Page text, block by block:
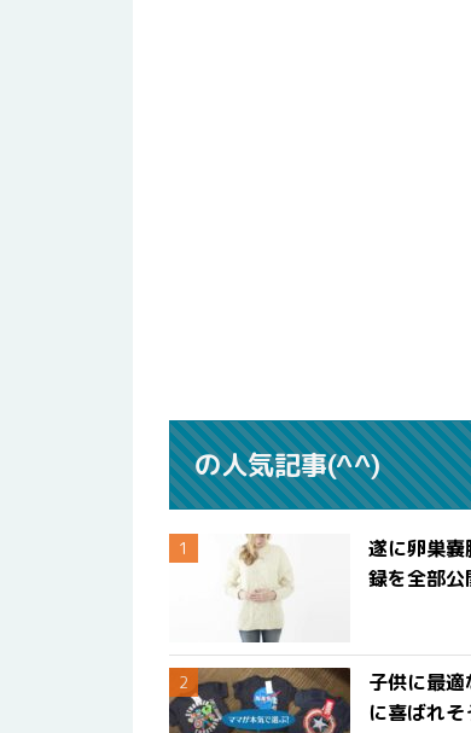
の人気記事(^^)
遂に卵巣
録を全部公
子供に最
に喜ばれそ